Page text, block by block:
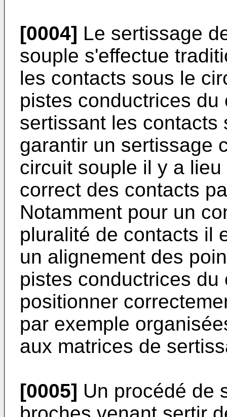
[0004] Le sertissage
souple s'effectue
les contacts sous le
pistes conductrices
sertissant les contacts
garantir un sertissage
circuit souple il y a
correct des contacts
Notamment pour un
pluralité de contacts il
un alignement des
pistes conductrices
positionner
par exemple
aux matrices de
[0005] Un procédé de